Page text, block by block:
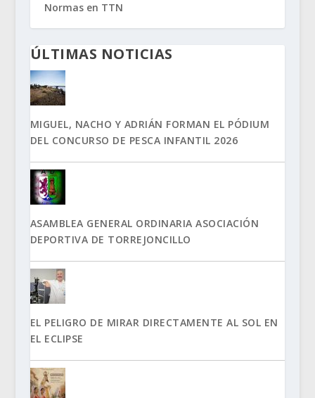
Normas en TTN
ÚLTIMAS NOTICIAS
MIGUEL, NACHO Y ADRIÁN FORMAN EL PÓDIUM
DEL CONCURSO DE PESCA INFANTIL 2026
ASAMBLEA GENERAL ORDINARIA ASOCIACIÓN
DEPORTIVA DE TORREJONCILLO
EL PELIGRO DE MIRAR DIRECTAMENTE AL SOL EN
EL ECLIPSE